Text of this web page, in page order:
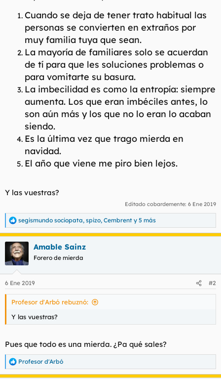
Cuando se deja de tener trato habitual las
personas se convierten en extraños por
muy familia tuya que sean.
La mayoría de familiares solo se acuerdan
de tí para que les soluciones problemas o
para vomitarte su basura.
La imbecilidad es como la entropía: siempre
aumenta. Los que eran imbéciles antes, lo
son aún más y los que no lo eran lo acaban
siendo.
Es la última vez que trago mierda en
navidad.
El año que viene me piro bien lejos.
Y las vuestras?
Editado cobardemente: 6 Ene 2019
R
e
a
c
c
i
e
s
segismundo sociopata, spizo, Cembrent y 5 más
Amable Sainz
Forero de mierda
6 Ene 2019 #2
Profesor d'Arbó rebuznó:
Y las vuestras?
Pues que todo es una mierda. ¿Pa qué sales?
R
e
Profesor d'Arbó